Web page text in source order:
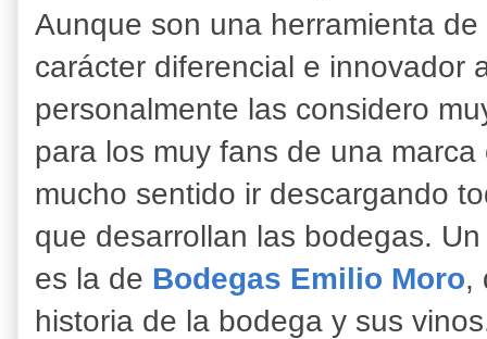
Aunque son una herramienta
carácter diferencial e innovador
personalmente las considero
para los muy fans de una
mucho sentido ir descargando
que desarrollan las bodegas.
es la de Bodegas Emilio Moro,
historia de la bodega y sus